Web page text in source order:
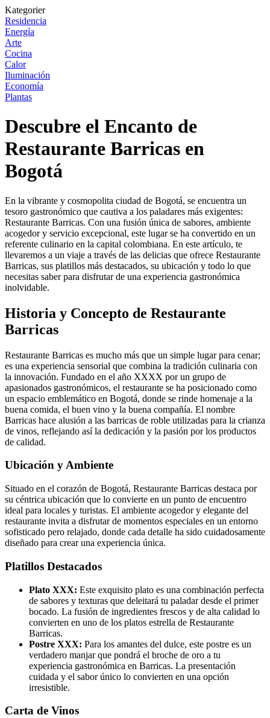
Kategorier
Residencia
Energía
Arte
Cocina
Calor
Iluminación
Economía
Plantas
Descubre el Encanto de
Restaurante Barricas en
Bogotá
En la vibrante y cosmopolita ciudad de Bogotá, se encuentra un
tesoro gastronómico que cautiva a los paladares más exigentes:
Restaurante Barricas. Con una fusión única de sabores, ambiente
acogedor y servicio excepcional, este lugar se ha convertido en un
referente culinario en la capital colombiana. En este artículo, te
llevaremos a un viaje a través de las delicias que ofrece Restaurante
Barricas, sus platillos más destacados, su ubicación y todo lo que
necesitas saber para disfrutar de una experiencia gastronómica
inolvidable.
Historia y Concepto de Restaurante
Barricas
Restaurante Barricas es mucho más que un simple lugar para cenar;
es una experiencia sensorial que combina la tradición culinaria con
la innovación. Fundado en el año XXXX por un grupo de
apasionados gastronómicos, el restaurante se ha posicionado como
un espacio emblemático en Bogotá, donde se rinde homenaje a la
buena comida, el buen vino y la buena compañía. El nombre
Barricas hace alusión a las barricas de roble utilizadas para la crianza
de vinos, reflejando así la dedicación y la pasión por los productos
de calidad.
Ubicación y Ambiente
Situado en el corazón de Bogotá, Restaurante Barricas destaca por
su céntrica ubicación que lo convierte en un punto de encuentro
ideal para locales y turistas. El ambiente acogedor y elegante del
restaurante invita a disfrutar de momentos especiales en un entorno
sofisticado pero relajado, donde cada detalle ha sido cuidadosamente
diseñado para crear una experiencia única.
Platillos Destacados
Plato XXX: Este exquisito plato es una combinación perfecta
de sabores y texturas que deleitará tu paladar desde el primer
bocado. La fusión de ingredientes frescos y de alta calidad lo
convierten en uno de los platos estrella de Restaurante
Barricas.
Postre XXX: Para los amantes del dulce, este postre es un
verdadero manjar que pondrá el broche de oro a tu
experiencia gastronómica en Barricas. La presentación
cuidada y el sabor único lo convierten en una opción
irresistible.
Carta de Vinos